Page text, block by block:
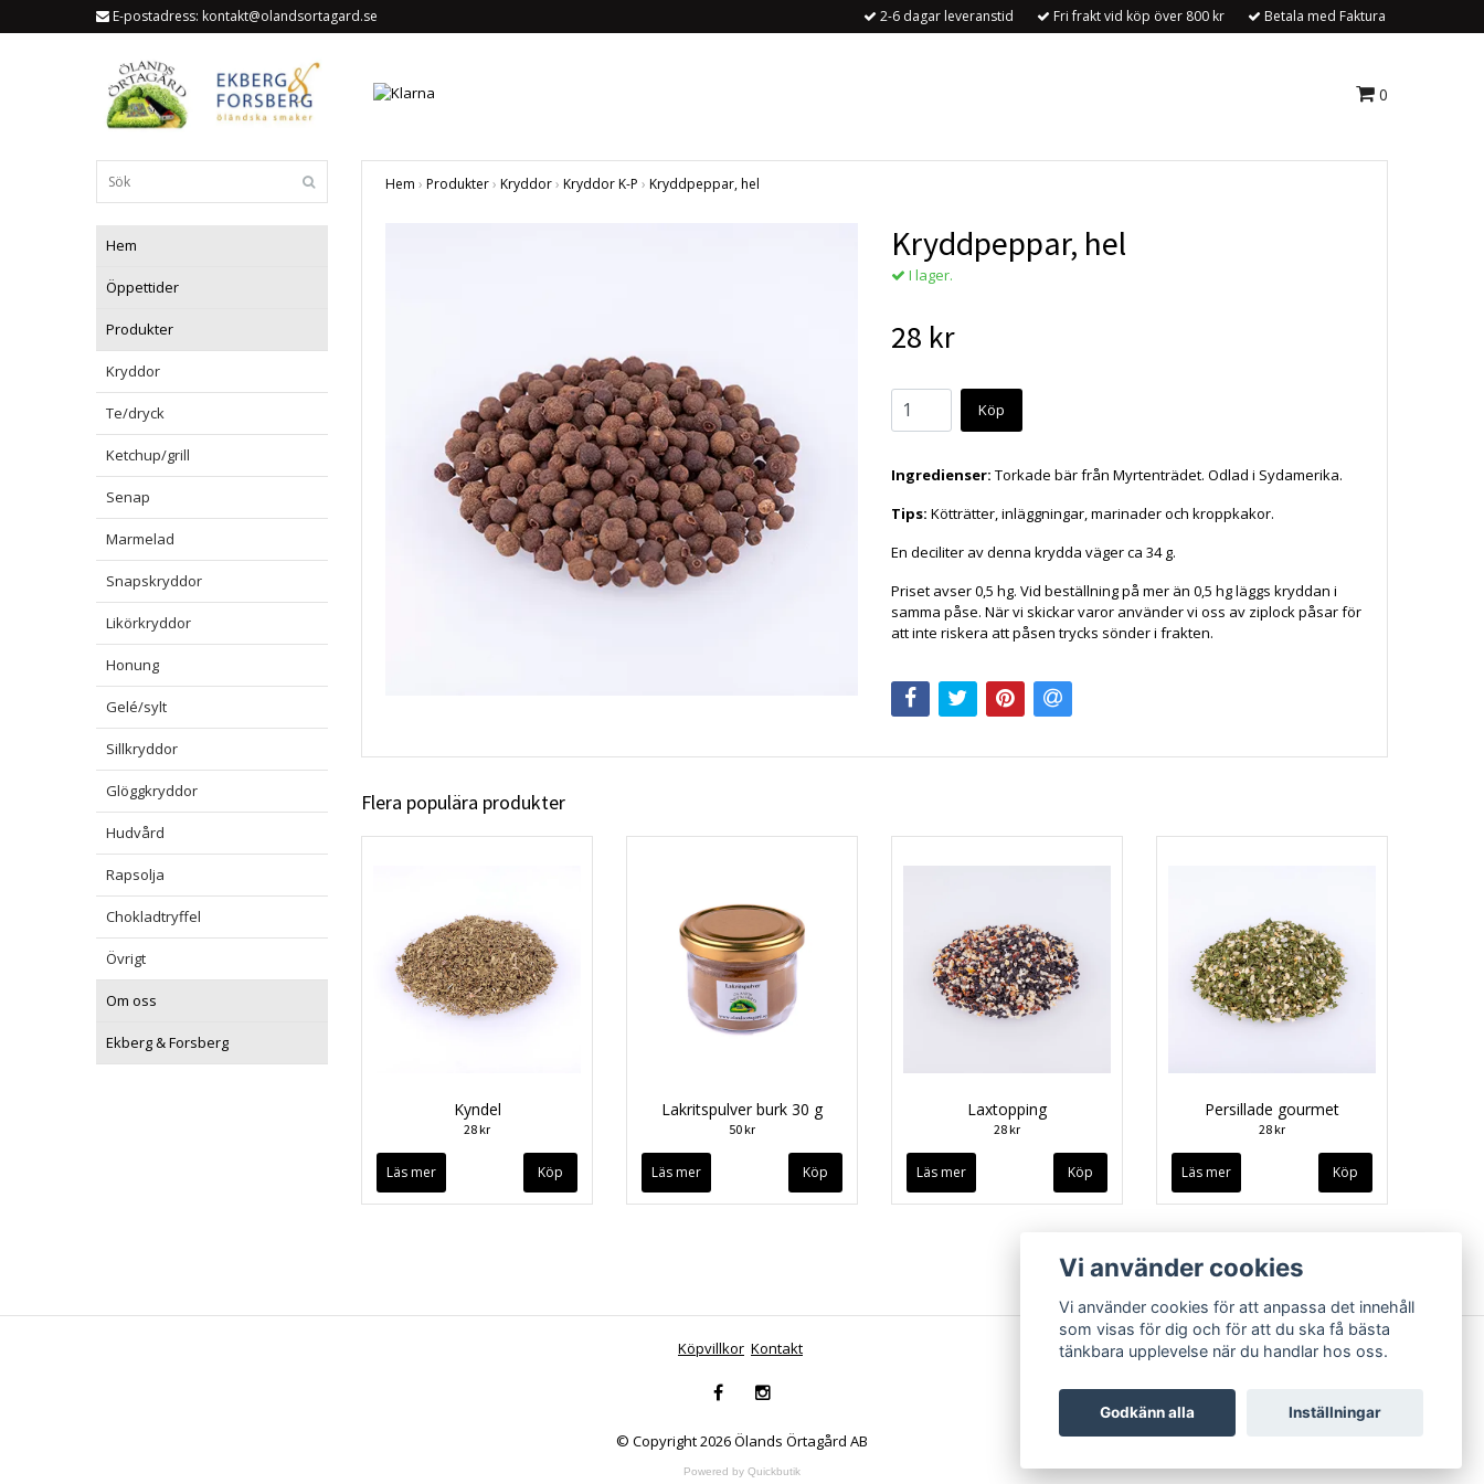
E-postadress: kontakt@olandsortagard.se 2-6 dagar leveranstid Fri frakt vid köp över 800 kr Betala med Faktura
0
Hem
Öppettider
Produkter
Kryddor
Te/dryck
Ketchup/grill
Senap
Marmelad
Snapskryddor
Likörkryddor
Honung
Gelé/sylt
Sillkryddor
Glöggkryddor
Hudvård
Rapsolja
Chokladtryffel
Övrigt
Om oss
Ekberg & Forsberg
Hem › Produkter› Kryddor› Kryddor K-P › Kryddpeppar, hel
Kryddpeppar, hel
I lager.
28 kr
Köp
Ingredienser: Torkade bär från Myrtenträdet. Odlad i Sydamerika.
Tips: Kötträtter, inläggningar, marinader och kroppkakor.
En deciliter av denna krydda väger ca 34 g.
Priset avser 0,5 hg. Vid beställning på mer än 0,5 hg läggs kryddan i
samma påse. När vi skickar varor använder vi oss av ziplock påsar för
att inte riskera att påsen trycks sönder i frakten.
Flera populära produkter
Kyndel
28 kr
Läs mer
Lakritspulver burk 30 g
50 kr
Läs mer
Laxtopping
28 kr
Läs mer
Persillade gourmet
28 kr
Läs mer
Köpvillkor Kontakt
© Copyright 2026 Ölands Örtagård AB
Powered by Quickbutik
Vi använder cookies
Vi använder cookies för att anpassa det innehåll
som visas för dig och för att du ska få bästa
tänkbara upplevelse när du handlar hos oss.
Godkänn alla Inställningar